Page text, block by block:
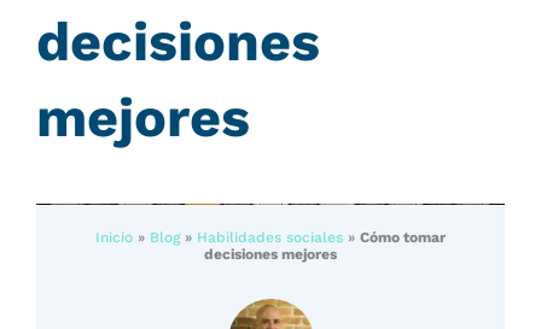
decisiones
mejores
Inicio » Blog» Habilidades sociales » Cómo tomar
decisiones mejores